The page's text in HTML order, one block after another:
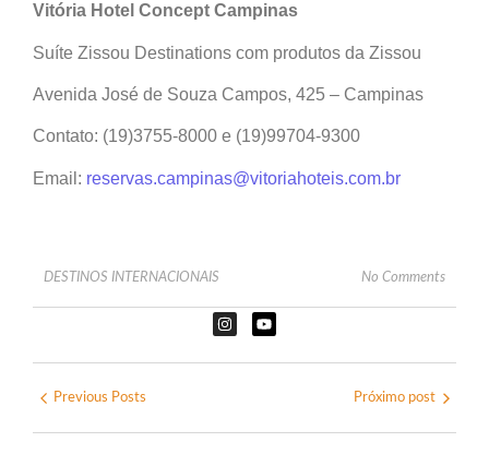
Vitória Hotel Concept Campinas
Suíte Zissou Destinations com produtos da Zissou
Avenida José de Souza Campos, 425 – Campinas
Contato: (19)3755-8000 e (19)99704-9300
Email: reservas.campinas@vitoriahoteis.com.br
DESTINOS INTERNACIONAIS No Comments
Previous Posts Próximo post